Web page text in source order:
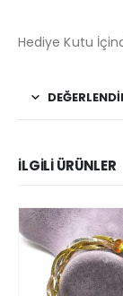
Hediye Kutu
İLGILI ÜRÜNLER